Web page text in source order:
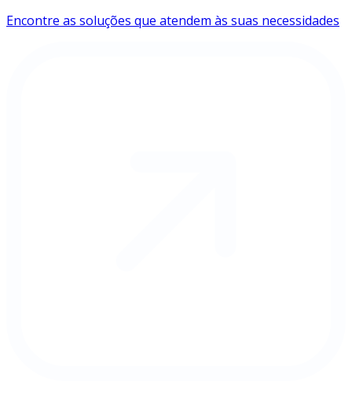
Encontre as soluções que atendem às suas necessidades